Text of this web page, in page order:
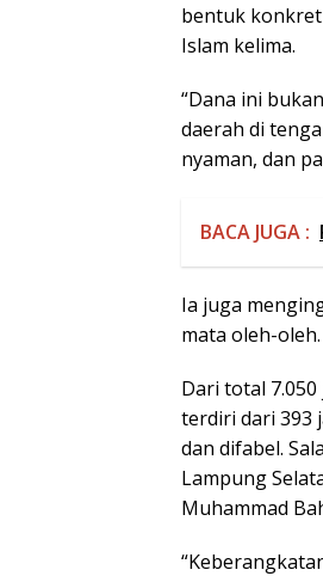
bentuk konkret
Islam kelima.
“Dana ini
daerah di
nyaman, dan
BACA JUGA :
Ia juga
mata oleh-oleh.
Dari total
terdiri dari 393
dan difabel.
Lampung
Muhammad